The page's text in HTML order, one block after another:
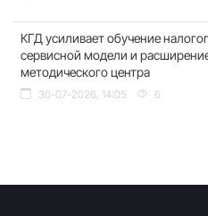
КГД усиливает обучение
сервисной модели и
методического центра
30-07-2026, 14:05 6